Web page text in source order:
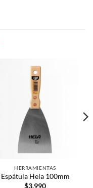
HERRAMIENTAS
Espátula Hela 100mm
$3.990